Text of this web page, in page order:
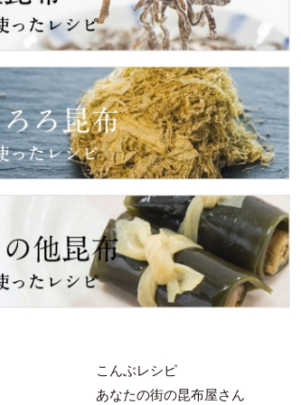
こんぶレシピ
あなたの街の昆布屋さん